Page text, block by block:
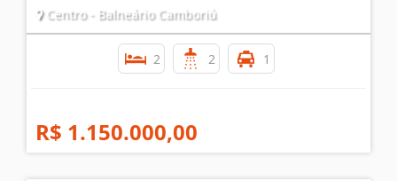
Centro - Balneário Camboriú
2 2 1
R$ 1.150.000,00